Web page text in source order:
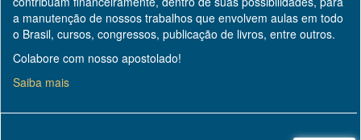
a manutenção de nossos trabalhos que envolvem aulas em todo
o Brasil, cursos, congressos, publicação de livros, entre outros.
Colabore com nosso apostolado!
Saiba mais